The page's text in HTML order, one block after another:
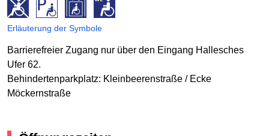
Erläuterung der Symbole
Barrierefreier Zugang nur über den Eingang Hallesches
Ufer 62.
Behindertenparkplatz: Kleinbeerenstraße / Ecke
Möckernstraße